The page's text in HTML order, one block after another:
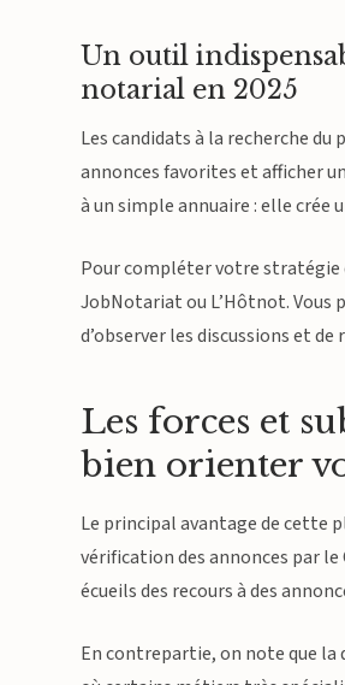
Un outil
notarial en 2025
Les candidats à la recherche
annonces favorites et afficher
à un simple annuaire : elle crée
Pour compléter votre stratégie
JobNotariat ou L’Hôtnot. Vous
d’observer les discussions et
Les forces et
bien orienter
Le principal avantage de cette
vérification des annonces par
écueils des recours à des
En contrepartie, on note que la